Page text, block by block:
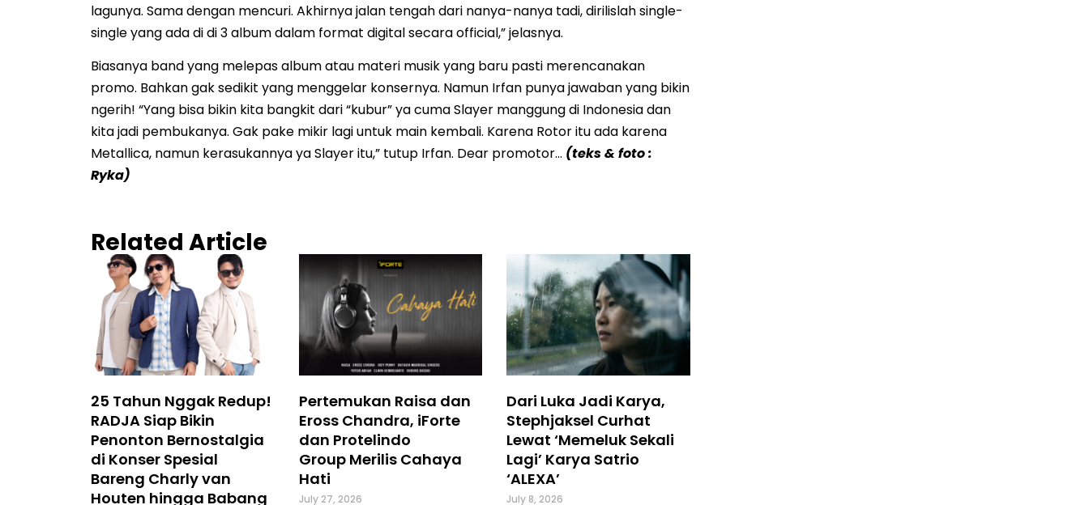
lagunya. Sama dengan mencuri. Akhirnya jalan tengah dari nanya-nanya tadi, dirilislah single-
single yang ada di di 3 album dalam format digital secara official,” jelasnya.
Biasanya band yang melepas album atau materi musik yang baru pasti merencanakan
promo. Bahkan gak sedikit yang menggelar konsernya. Namun Irfan punya jawaban yang bikin
ngerih! “Yang bisa bikin kita bangkit dari “kubur” ya cuma Slayer manggung di Indonesia dan
kita jadi pembukanya. Gak pake mikir lagi untuk main kembali. Karena Rotor itu ada karena
Metallica, namun kerasukannya ya Slayer itu,” tutup Irfan. Dear promotor… (teks & foto :
Ryka)
Related Article
25 Tahun Nggak Redup!
RADJA Siap Bikin
Penonton Bernostalgia
di Konser Spesial
Bareng Charly van
Houten hingga Babang
Pertemukan Raisa dan
Eross Chandra, iForte
dan Protelindo
Group Merilis Cahaya
Hati
July 27, 2026
Dari Luka Jadi Karya,
Stephjaksel Curhat
Lewat ‘Memeluk Sekali
Lagi’ Karya Satrio
‘ALEXA’
July 8, 2026